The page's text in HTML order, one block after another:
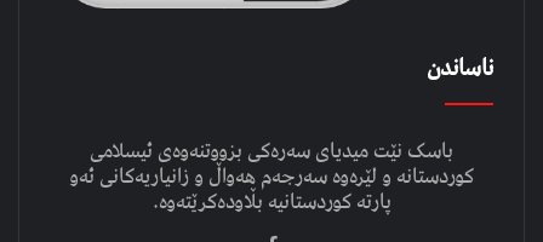
ناساندن
باسک نێت میدیای سەرەکی بزووتنەوەی ئیسلامی
کوردستانە و لێرەوە سەرجەم هەواڵ و زانیاریەکانی ئەو
پارتە کوردستانیە بڵاودەکرێتەوە.